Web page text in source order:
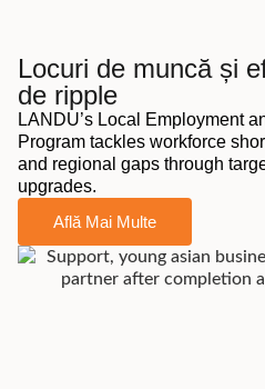
Locuri de muncă și
de ripple
LANDU’s Local Employment
Program tackles workforce
and regional gaps through
upgrades.
Află Mai Multe